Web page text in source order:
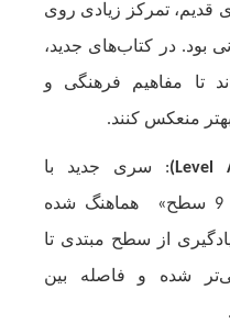
تمرکز زیادی روی
در کتاب‌های جدید،
تا مفاهیم فرهنگی و
منعکس کنند.
: سری جدید با
استانداردِ «3 مرحله و 9 سطح» هماهنگ شده
از سطح مبتدی تا
شده و فاصله بین